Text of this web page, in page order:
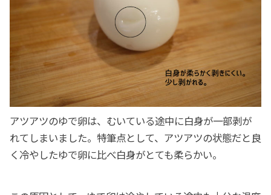
アツアツのゆで卵は、むいている途中に白身が一部剥が
れてしまいました。特筆点として、アツアツの状態だと良
く冷やしたゆで卵に比べ白身がとても柔らかい。